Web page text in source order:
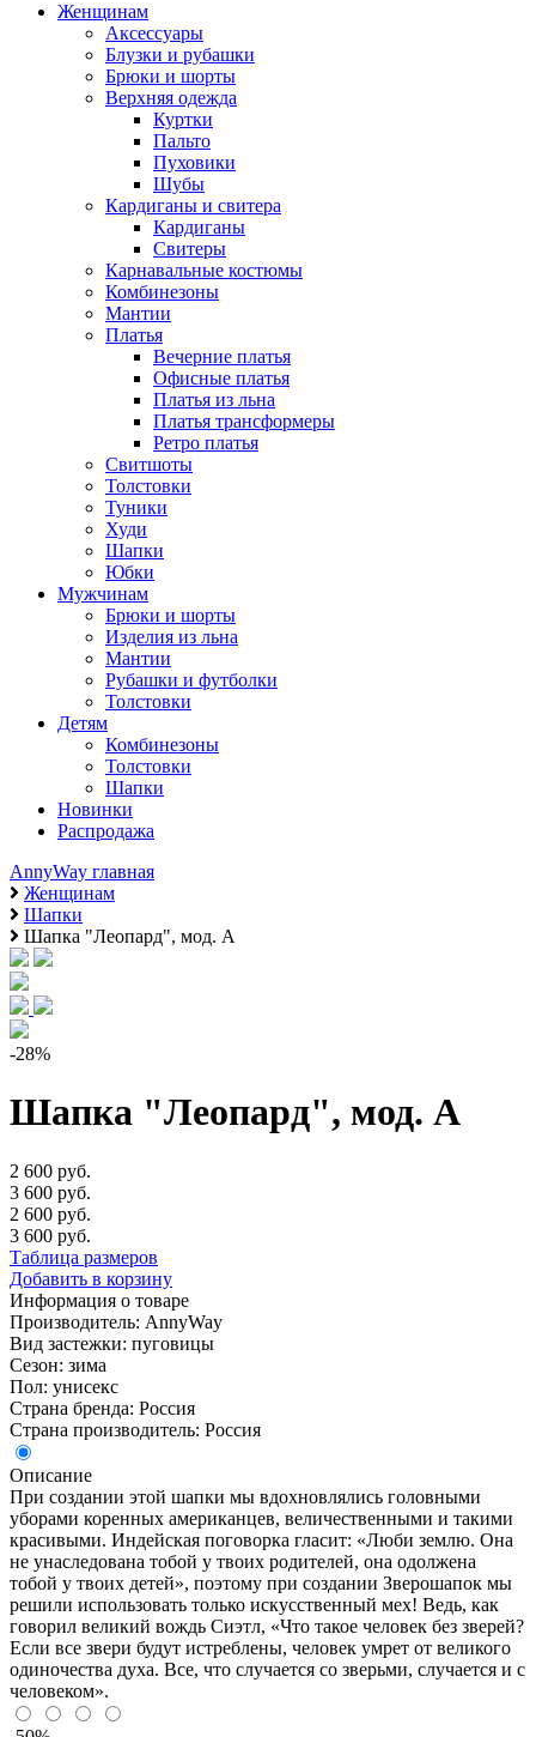
Женщинам
Аксессуары
Блузки и рубашки
Брюки и шорты
Верхняя одежда
Куртки
Пальто
Пуховики
Шубы
Кардиганы и свитера
Кардиганы
Свитеры
Карнавальные костюмы
Комбинезоны
Мантии
Платья
Вечерние платья
Офисные платья
Платья из льна
Платья трансформеры
Ретро платья
Свитшоты
Толстовки
Туники
Худи
Шапки
Юбки
Мужчинам
Брюки и шорты
Изделия из льна
Мантии
Рубашки и футболки
Толстовки
Детям
Комбинезоны
Толстовки
Шапки
Новинки
Распродажа
AnnyWay главная
Женщинам
Шапки
Шапка "Леопард", мод. А
-28%
Шапка "Леопард", мод. А
2 600 руб.
3 600 руб.
2 600 руб.
3 600 руб.
Таблица размеров
Добавить в корзину
Информация о товаре
Производитель: AnnyWay
Вид застежки: пуговицы
Сезон: зима
Пол: унисекс
Страна бренда: Россия
Страна производитель: Россия
Описание
При создании этой шапки мы вдохновлялись головными
уборами коренных американцев, величественными и такими
красивыми. Индейская поговорка гласит: «Люби землю. Она
не унаследована тобой у твоих родителей, она одолжена
тобой у твоих детей», поэтому при создании Зверошапок мы
решили использовать только искусственный мех! Ведь, как
говорил великий вождь Сиэтл, «Что такое человек без зверей?
Если все звери будут истреблены, человек умрет от великого
одиночества духа. Все, что случается со зверьми, случается и с
человеком».